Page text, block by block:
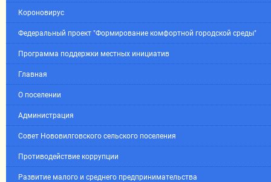
Короновирус
Федеральный проект "Формирование комфортной городской среды"
Программа поддержки местных инициатив
Главная
О поселении
Администрация
Совет Нововилговского сельского поселения
Противодействие коррупции
Развитие малого и среднего предпринимательства